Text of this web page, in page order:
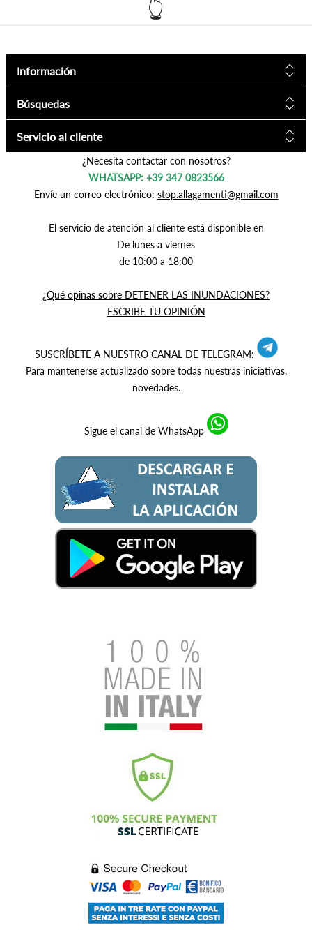
Información
Búsquedas
Servicio al cliente
¿Necesita contactar con nosotros?
WHATSAPP: +39 347 0823566
Envíe un correo electrónico: stop.allagamenti@gmail.com
El servicio de atención al cliente está disponible en
De lunes a viernes
de 10:00 a 18:00
¿Qué opinas sobre DETENER LAS INUNDACIONES?
ESCRIBE TU OPINIÓN
SUSCRÍBETE A NUESTRO CANAL DE TELEGRAM:
Para mantenerse actualizado sobre todas nuestras iniciativas,
novedades.
Sigue el canal de WhatsApp